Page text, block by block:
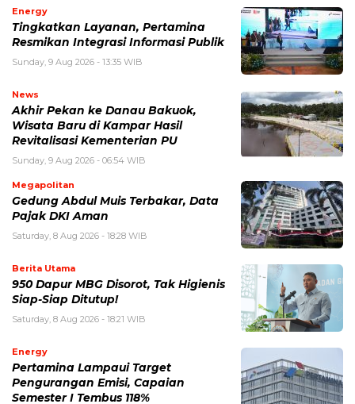
Energy
Tingkatkan Layanan, Pertamina
Resmikan Integrasi Informasi Publik
Sunday, 9 Aug 2026 - 13:35 WIB
News
Akhir Pekan ke Danau Bakuok,
Wisata Baru di Kampar Hasil
Revitalisasi Kementerian PU
Sunday, 9 Aug 2026 - 06:54 WIB
Megapolitan
Gedung Abdul Muis Terbakar, Data
Pajak DKI Aman
Saturday, 8 Aug 2026 - 18:28 WIB
Berita Utama
950 Dapur MBG Disorot, Tak Higienis
Siap-Siap Ditutup!
Saturday, 8 Aug 2026 - 18:21 WIB
Energy
Pertamina Lampaui Target
Pengurangan Emisi, Capaian
Semester I Tembus 118%